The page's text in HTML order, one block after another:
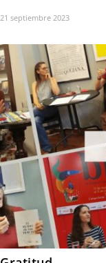
21 septiembre 2023